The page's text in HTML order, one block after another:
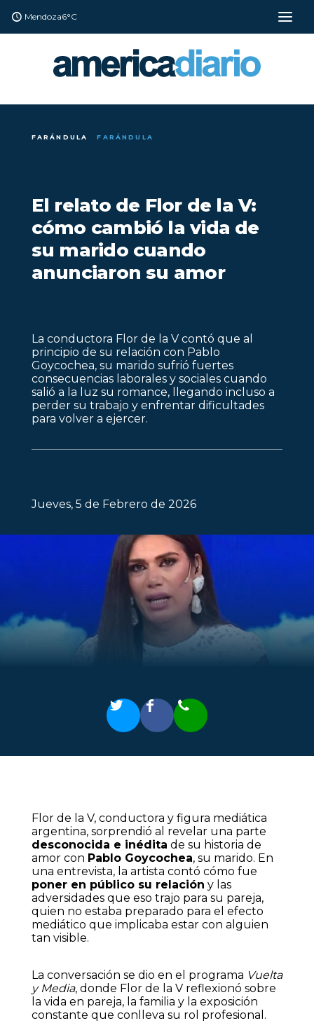
Mendoza6°C
FARÁNDULA FARÁNDULA
El relato de Flor de la V:
cómo cambió la vida de
su marido cuando
anunciaron su amor
La conductora Flor de la V contó que al
principio de su relación con Pablo
Goycochea, su marido sufrió fuertes
consecuencias laborales y sociales cuando
salió a la luz su romance, llegando incluso a
perder su trabajo y enfrentar dificultades
para volver a ejercer.
Jueves, 5 de Febrero de 2026
Flor de la V, conductora y figura mediática
argentina, sorprendió al revelar una parte
desconocida e inédita de su historia de
amor con Pablo Goycochea, su marido. En
una entrevista, la artista contó cómo fue
poner en público su relación y las
adversidades que eso trajo para su pareja,
quien no estaba preparado para el efecto
mediático que implicaba estar con alguien
tan visible.
La conversación se dio en el programa Vuelta
y Media, donde Flor de la V reflexionó sobre
la vida en pareja, la familia y la exposición
constante que conlleva su rol profesional.